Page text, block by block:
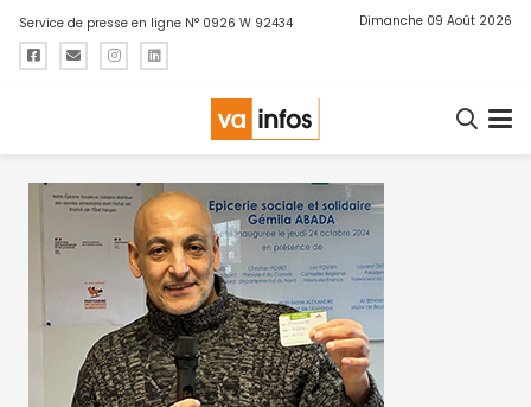
Service de presse en ligne N° 0926 W 92434 Dimanche 09 Août 2026